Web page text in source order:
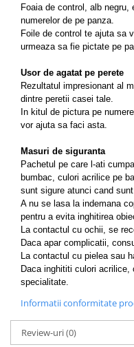
Foaia de control, alb
numerelor de pe panza.
Foile de control te ajuta sa
urmeaza sa fie pictate pe
Usor de agatat pe perete
Rezultatul impresionant al
dintre peretii casei tale.
In kitul de pictura pe
vor ajuta sa faci asta.
Masuri de siguranta
Pachetul pe care l-ati
bumbac, culori acrilice pe
sunt sigure atunci cand
A nu se lasa la indemana
pentru a evita inghitirea
La contactul cu ochii, se
Daca apar complicatii,
La contactul cu pielea sau
Daca inghititi culori
specialitate.
Informatii conformitate
Review-uri(0)